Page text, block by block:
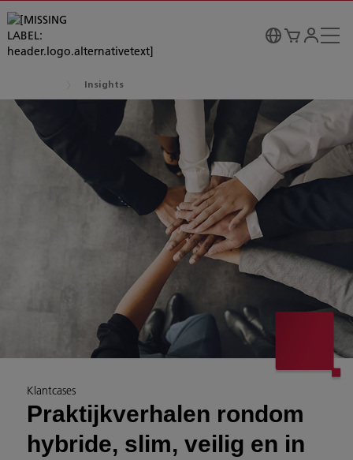
Insights
Klantcases
Praktijkverhalen rondom
hybride, slim, veilig en in